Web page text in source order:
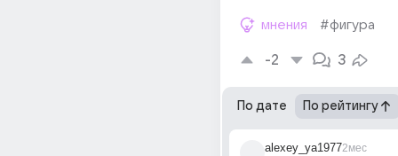
мнения #фигура
-2 3
По дате По рейтингу
alexey_ya19772мес